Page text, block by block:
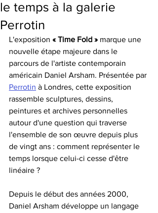
le temps à la galerie
Perrotin
L'exposition « Time Fold » marque une
nouvelle étape majeure dans le
parcours de l'artiste contemporain
américain Daniel Arsham. Présentée par
Perrotin à Londres, cette exposition
rassemble sculptures, dessins,
peintures et archives personnelles
autour d'une question qui traverse
l'ensemble de son œuvre depuis plus
de vingt ans : comment représenter le
temps lorsque celui-ci cesse d'être
linéaire ?
Depuis le début des années 2000,
Daniel Arsham développe un langage